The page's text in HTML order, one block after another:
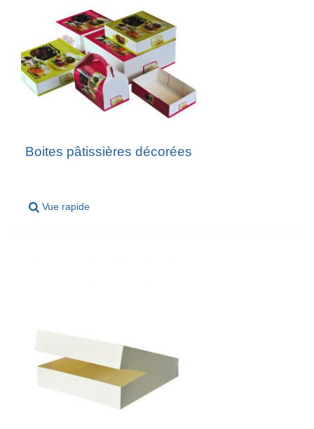
Boites pâtissières décorées
Vue rapide